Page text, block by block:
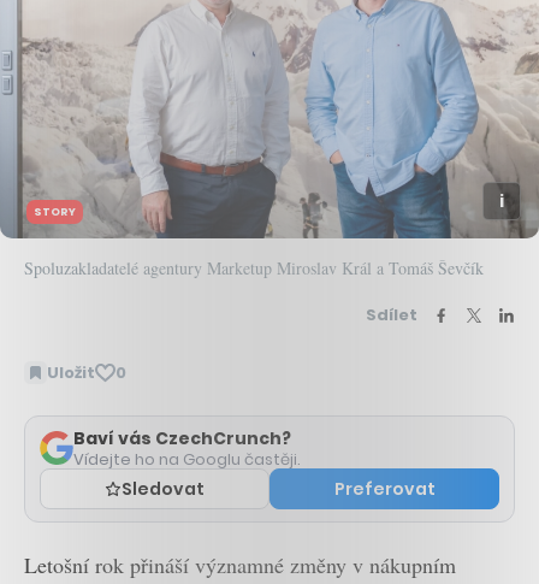
STORY
Spoluzakladatelé agentury Marketup Miroslav Král a Tomáš Ševčík
Sdílet
Uložit 0
Baví vás CzechCrunch?
Vídejte ho na Googlu častěji.
Sledovat Preferovat
Letošní rok přináší významné změny v nákupním